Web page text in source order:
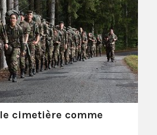
le cimetière comme